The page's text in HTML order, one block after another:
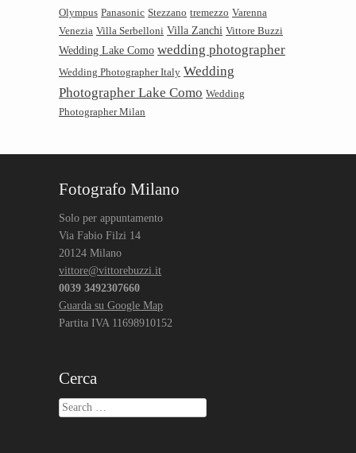
Olympus Panasonic Stezzano tremezzo Varenna
Venezia Villa Serbelloni Villa Zanchi Vittore Buzzi
Wedding Lake Como wedding photographer
Wedding Photographer Italy Wedding
Photographer Lake Como Wedding
Photographer Milan
Fotografo Milano
Solo per appuntamento
Via Fabio Filzi 14
20124 Milano
vittore@vittorebuzzi.it
0039 3492307660
Guarda su Google Map
Partita IVA 11698910152
Cerca
Search